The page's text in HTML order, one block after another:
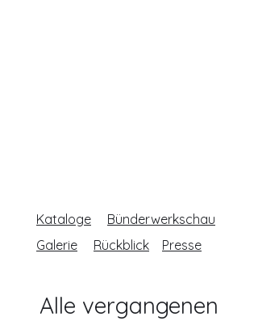
Alle vergangenen
Kataloge
Bünderwerkschau
Galerie
Rückblick Presse